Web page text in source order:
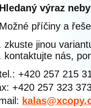
Hledaný výraz
Možné příčiny a
zkuste jinou
kontaktujte nás,
+420 257 215
+420 257 323